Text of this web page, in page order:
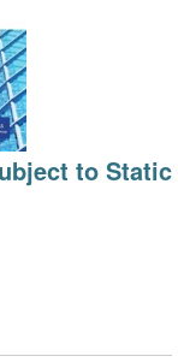
to Static